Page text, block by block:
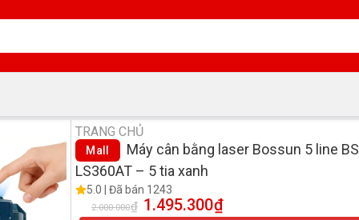
TRANG CHỦ
Mall
Máy cân bằng laser Bossun 5 line
LS360AT – 5 tia xanh
5.0 | Đã bán 1243
2.000.000₫ Giá gốc là: 2.000.000₫.
1.495.300₫Giá hiện tại là: